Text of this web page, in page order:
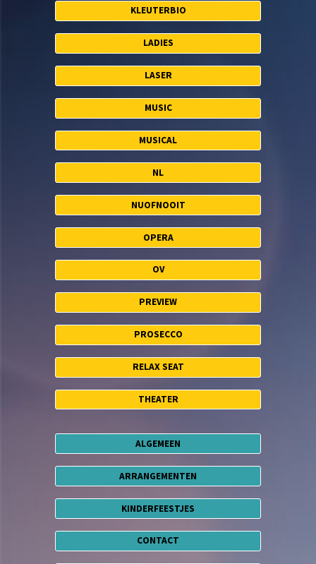
KLEUTERBIO
LADIES
LASER
MUSIC
MUSICAL
NL
NUOFNOOIT
OPERA
OV
PREVIEW
PROSECCO
RELAX SEAT
THEATER
ALGEMEEN
ARRANGEMENTEN
KINDERFEESTJES
CONTACT